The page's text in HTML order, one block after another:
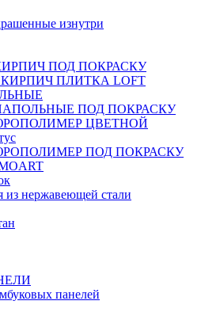
изнутри
ПОД ПОКРАСКУ
ПЛИТКА LOFT
ПОД ПОКРАСКУ
ЦВЕТНОЙ
ПОД ПОКРАСКУ
из нержавеющей стали
панелей